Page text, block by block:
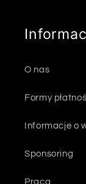
O nas
Formy
Informacje o
Sponsoring
Praca